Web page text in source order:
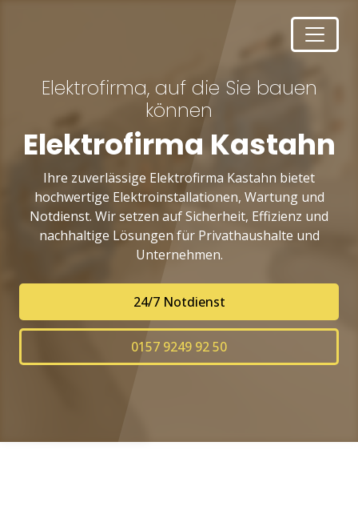
Elektrofirma, auf die Sie bauen
können
Elektrofirma Kastahn
Ihre zuverlässige Elektrofirma Kastahn bietet
hochwertige Elektroinstallationen, Wartung und
Notdienst. Wir setzen auf Sicherheit, Effizienz und
nachhaltige Lösungen für Privathaushalte und
Unternehmen.
24/7 Notdienst
0157 9249 92 50